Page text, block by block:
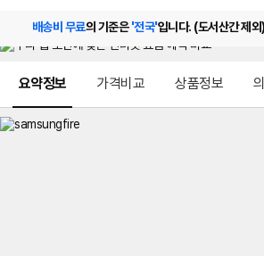
배송비 무료의 기준은'전국'입니다. (도서산간 제외)
요약정보 가격비교 상품정보